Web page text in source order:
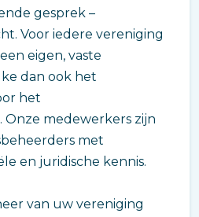
gesprek –
Voor iedere vereniging
eigen, vaste
dan ook het
het
medewerkers zijn
met
en juridische kennis.
van uw vereniging